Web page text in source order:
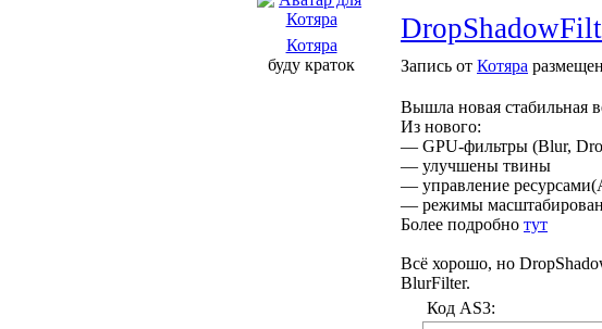
Котяра
буду краток
Запись от Котяра
Вышла новая стабильная
Из нового:
— GPU-фильтры (Blur,
— улучшены твины
— управление
— режимы
Более подробно тут
Всё хорошо, но
BlurFilter.
Код AS3: